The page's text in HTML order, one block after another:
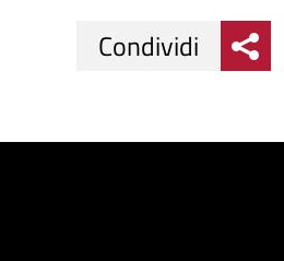
su
Condividi
Condividi